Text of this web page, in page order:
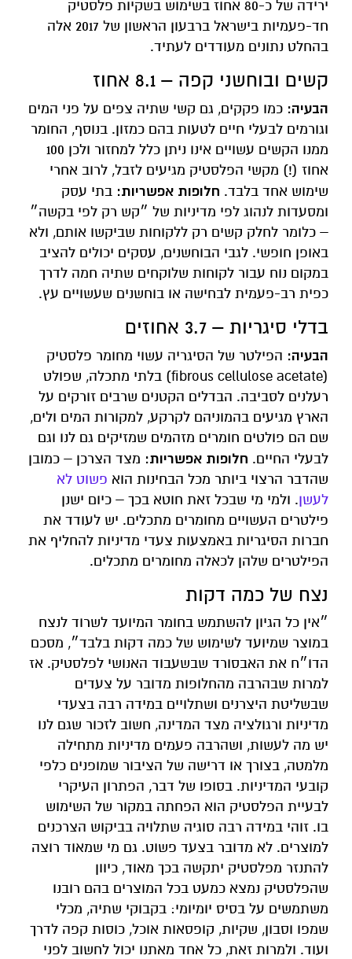
ירידה של כ-80 אחוז בשימוש בשקיות פלסטיק
חד-פעמיות בישראל ברבעון הראשון של 2017 אלה
בהחלט נתונים מעודדים לעתיד.
קשים ובוחשני קפה – 8.1 אחוז
הבעיה: כמו פקקים, גם קשי שתיה צפים על פני המים
וגורמים לבעלי חיים לטעות בהם כמזון. בנוסף, החומר
ממנו הקשים עשויים אינו ניתן כלל למחזור ולכן 100
אחוז (!) מקשי הפלסטיק מגיעים לזבל, לרוב אחרי
שימוש אחד בלבד. חלופות אפשריות: בתי עסק
ומסעדות לנהוג לפי מדיניות של ״קש רק לפי בקשה״
– כלומר לחלק קשים רק ללקוחות שביקשו אותם, ולא
באופן חופשי. לגבי הבוחשנים, עסקים יכולים להציב
במקום נוח עבור לקוחות שלוקחים שתיה חמה לדרך
כפית רב-פעמית לבחישה או בוחשנים שעשויים עץ.
בדלי סיגריות – 3.7 אחוזים
הבעיה: הפילטר של הסיגריה עשוי מחומר פלסטיק
(fibrous cellulose acetate) בלתי מתכלה, שפולט
רעלנים לסביבה. הבדלים הקטנים שרבים זורקים על
הארץ מגיעים בהמוניהם לקרקע, למקורות המים ולים,
שם הם פולטים חומרים מזהמים שמזיקים גם לנו וגם
לבעלי החיים. חלופות אפשריות: מצד הצרכן – כמובן
שהדבר הרצוי ביותר מכל הבחינות הוא פשוט לא
לעשן. ולמי מי שבכל זאת חוטא בכך – כיום ישנן
פילטרים העשויים מחומרים מתכלים. יש לעודד את
חברות הסיגריות באמצעות צעדי מדיניות להחליף את
הפילטרים שלהן לכאלה מחומרים מתכלים.
נצח של כמה דקות
״אין כל הגיון להשתמש בחומר המיועד לשרוד לנצח
במוצר שמיועד לשימוש של כמה דקות בלבד״, מסכם
הדו״ח את האבסורד שבשעבוד האנושי לפלסטיק. אז
למרות שבהרבה מהחלופות מדובר על צעדים
שבשליטת היצרנים ושתלויים במידה רבה בצעדי
מדיניות ורגולציה מצד המדינה, חשוב לזכור שגם לנו
יש מה לעשות, ושהרבה פעמים מדיניות מתחילה
מלמטה, בצורך או דרישה של הציבור שמופנים כלפי
קובעי המדיניות. בסופו של דבר, הפתרון העיקרי
לבעיית הפלסטיק הוא הפחתה במקור של השימוש
בו. זוהי במידה רבה סוגיה שתלויה בביקוש הצרכנים
למוצרים. לא מדובר בצעד פשוט. גם מי שמאוד רוצה
להתנזר מפלסטיק יתקשה בכך מאוד, כיוון
שהפלסטיק נמצא כמעט בכל המוצרים בהם רובנו
משתמשים על בסיס יומיומי: בקבוקי שתיה, מכלי
שמפו וסבון, שקיות, קופסאות אוכל, כוסות קפה לדרך
ועוד. ולמרות זאת, כל אחד מאתנו יכול לחשוב לפני